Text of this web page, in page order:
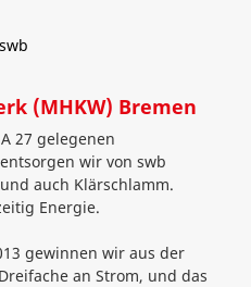
(MHKW) Bremen
27 gelegenen
wir von swb
auch Klärschlamm.
Energie.
gewinnen wir aus der
an Strom, und das